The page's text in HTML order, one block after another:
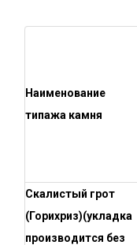
Наименование
типажа камня
Скалистый грот
(Горихриз)(укладка
производится без